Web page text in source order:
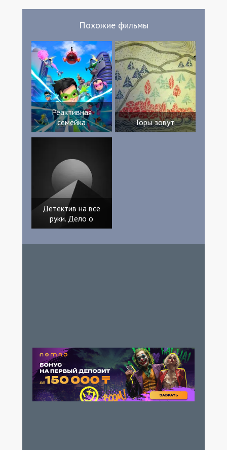
Похожие фильмы
Реактивная
семейка
Горы зовут
Детектив на все
руки. Дело о